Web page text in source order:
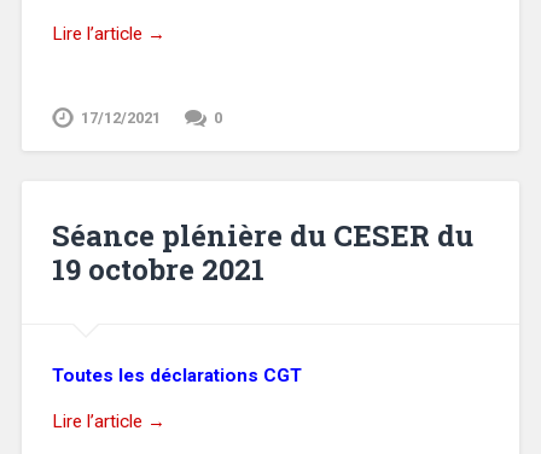
Lire l’article →
17/12/2021 0
Séance plénière du CESER du
19 octobre 2021
Toutes les déclarations CGT
Lire l’article →